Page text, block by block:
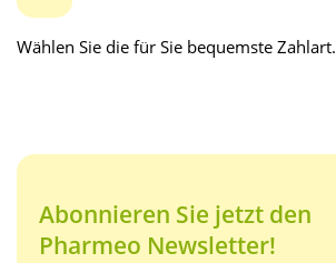
Wählen Sie die für Sie bequemste Zahlart.
Abonnieren Sie jetzt den
Pharmeo Newsletter!